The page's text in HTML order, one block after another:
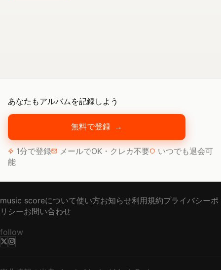
あなたもアルバムを記録しよう
無料で登録 →
1分で登録 メールでOK・クレカ不要
いつでも退会可
能
music scoreについて使い方お知らせ利用規約プライバシーポ
リシーお問い合わせ
follow